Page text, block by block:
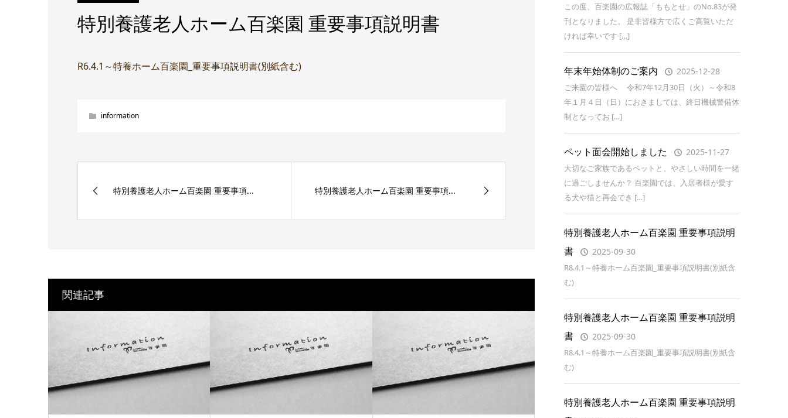
特別養護老人ホーム百楽園 重要事項説明書
R6.4.1～特養ホーム百楽園_重要事項説明書(別紙含む)
information
特別養護老人ホーム百楽園 重要事項... 特別養護老人ホーム百楽園 重要事項...
関連記事
この度、百楽園の広報誌「ももとせ」のNo.83が発
刊となりました。 是非皆様方で広くご高覧いただ
ければ幸いです […]
年末年始体制のご案内 2025-12-28
ご来園の皆様へ 令和7年12月30日（火）～令和8
年１月４日（日）におきましては、終日機械警備体
制となってお […]
ペット面会開始しました 2025-11-27
大切なご家族であるペットと、やさしい時間を一緒
に過ごしませんか？ 百楽園では、入居者様が愛す
る犬や猫と再会でき […]
特別養護老人ホーム百楽園 重要事項説明
書
2025-09-30
R8.4.1～特養ホーム百楽園_重要事項説明書(別紙含
む)
特別養護老人ホーム百楽園 重要事項説明
書
2025-09-30
R8.4.1～特養ホーム百楽園_重要事項説明書(別紙含
む)
特別養護老人ホーム百楽園 重要事項説明